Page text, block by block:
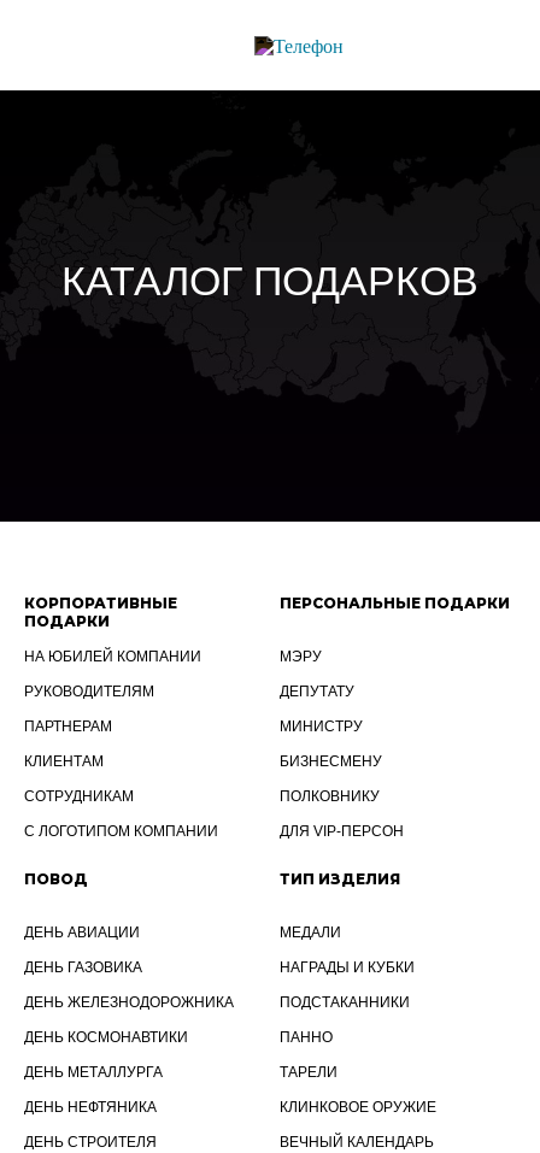
КАТАЛОГ ПОДАРКОВ
КОРПОРАТИВНЫЕ
ПОДАРКИ
НА ЮБИЛЕЙ КОМПАНИИ
РУКОВОДИТЕЛЯМ
ПАРТНЕРАМ
КЛИЕНТАМ
СОТРУДНИКАМ
С ЛОГОТИПОМ КОМПАНИИ
ПЕРСОНАЛЬНЫЕ ПОДАРКИ
МЭРУ
ДЕПУТАТУ
МИНИСТРУ
БИЗНЕСМЕНУ
ПОЛКОВНИКУ
ДЛЯ VIP-ПЕРСОН
ПОВОД
ДЕНЬ АВИАЦИИ
ДЕНЬ ГАЗОВИКА
ДЕНЬ ЖЕЛЕЗНОДОРОЖНИКА
ДЕНЬ КОСМОНАВТИКИ
ДЕНЬ МЕТАЛЛУРГА
ДЕНЬ НЕФТЯНИКА
ДЕНЬ СТРОИТЕЛЯ
ТИП ИЗДЕЛИЯ
МЕДАЛИ
НАГРАДЫ И КУБКИ
ПОДСТАКАННИКИ
ПАННО
ТАРЕЛИ
КЛИНКОВОЕ ОРУЖИЕ
ВЕЧНЫЙ КАЛЕНДАРЬ